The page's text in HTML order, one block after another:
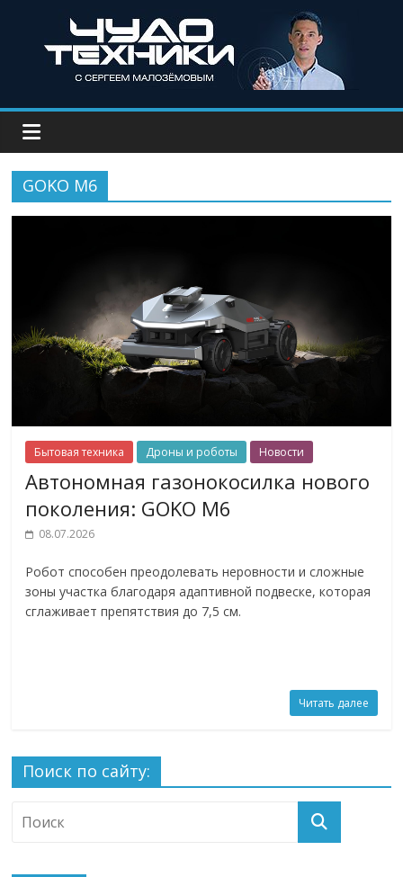
GOKO M6
Бытовая техника Дроны и роботы Новости
Автономная газонокосилка нового
поколения: GOKO M6
08.07.2026
Робот способен преодолевать неровности и сложные
зоны участка благодаря адаптивной подвеске, которая
сглаживает препятствия до 7,5 см.
Читать далее
Поиск по сайту: